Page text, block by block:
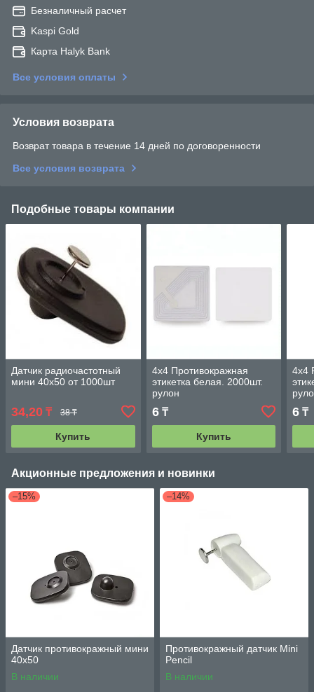
Безналичный расчет
Kaspi Gold
Карта Halyk Bank
Все условия оплаты
Условия возврата
Возврат товара в течение 14 дней по договоренности
Все условия возврата
Подобные товары компании
Датчик радиочастотный
мини 40х50 от 1000шт
34,20 ₸ 38 ₸
Купить
4х4 Противокражная
этикетка белая. 2000шт.
рулон
6₸
Купить
4х4
6 ₸
Акционные предложения и новинки
–15%
Датчик противокражный мини
40х50
В наличии
–14%
Противокражный датчик Мini
Pencil
В наличии